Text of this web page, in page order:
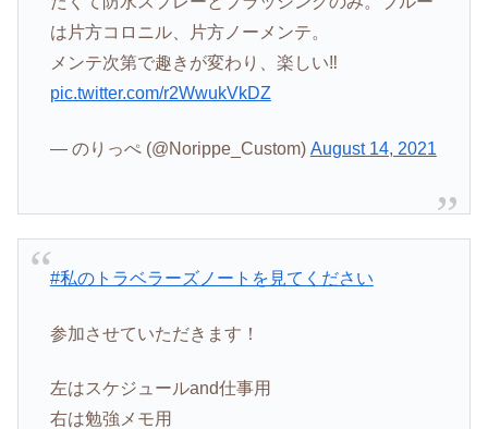
は片方コロニル、片方ノーメンテ。
メンテ次第で趣きが変わり、楽しい‼️
pic.twitter.com/r2WwukVkDZ
— のりっぺ (@Norippe_Custom) August 14, 2021
#私のトラベラーズノートを見てください
参加させていただきます！
左はスケジュールand仕事用
右は勉強メモ用